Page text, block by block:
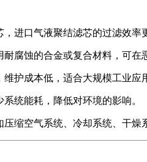
，进口气液聚结滤芯的过滤效率
耐腐蚀的合金或复合材料，可在
维护成本低，适合大规模工业应
统能耗，降低对环境的影响。
压缩空气系统、冷却系统、干燥